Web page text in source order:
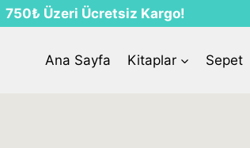
750₺ Üzeri Ücretsiz Kargo!
Ana Sayfa Kitaplar Sepet